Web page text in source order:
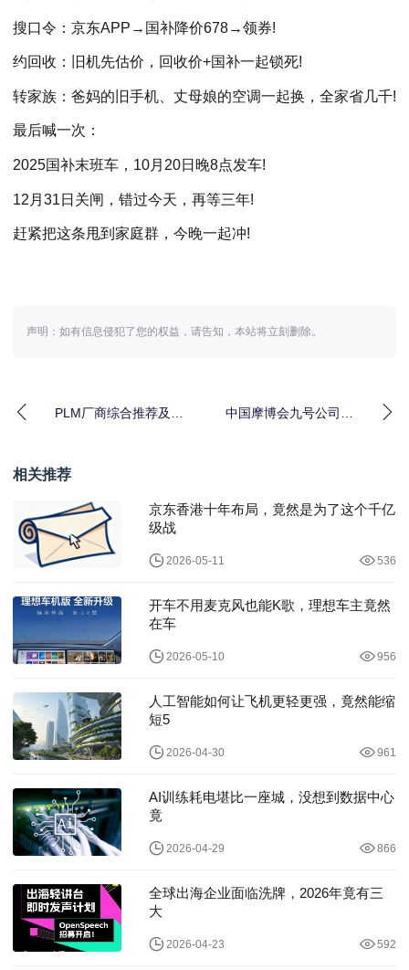
搜口令：京东APP→国补降价678→领券!
约回收：旧机先估价，回收价+国补一起锁死!
转家族：爸妈的旧手机、丈母娘的空调一起换，全家省几千!
最后喊一次：
2025国补末班车，10月20日晚8点发车!
12月31日关闸，错过今天，再等三年!
赶紧把这条甩到家庭群，今晚一起冲!
声明：如有信息侵犯了您的权益，请告知，本站将立刻删除。
PLM厂商综合推荐及排
中国摩博会九号公司何
相关推荐
京东香港十年布局，竟然是为了这个千亿
级战
2026-05-11 536
开车不用麦克风也能K歌，理想车主竟然
在车
2026-05-10 956
人工智能如何让飞机更轻更强，竟然能缩
短5
2026-04-30 961
AI训练耗电堪比一座城，没想到数据中心
竟
2026-04-29 866
全球出海企业面临洗牌，2026年竟有三
大
2026-04-23 592